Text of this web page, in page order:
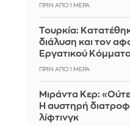
ΠΡΙΝ ΑΠΌ 1 ΜΈΡΑ
Τουρκία:
διάλυση και τον
Εργατικού
ΠΡΙΝ ΑΠΌ 1 ΜΈΡΑ
Μιράντα Κερ:
Η αυστηρή
λίφτινγκ